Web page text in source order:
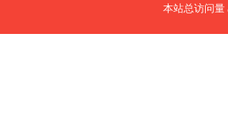
本站总访问量